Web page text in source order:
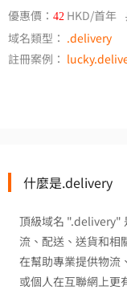
優惠價： 42 HKD/首年
域名類型： .delivery
註冊案例：
什麼是.delivery
頂級域名 ".delivery"
流、配送、送貨和相
在幫助專業提供物流
或個人在互聯網上更